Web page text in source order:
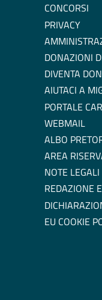
CONCORSI
PRIVACY
DONAZIONI
DIVENTA
AIUTACI A
PORTALE
WEBMAIL
ALBO
AREA
NOTE LEGALI
REDAZIONE
EU COOKIE